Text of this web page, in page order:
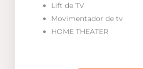
Lift de TV
Movimentador de tv
HOME THEATER